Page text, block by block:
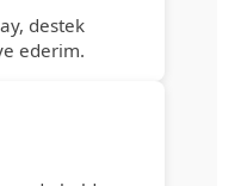
destek
ederim.